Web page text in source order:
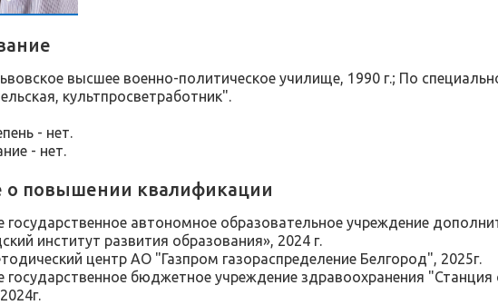
высшее военно-политическое училище, 1990 г.; По
культпросветработник".
- нет.
- нет.
повышении квалификации
государственное автономное образовательное учреждение
институт развития образования», 2024 г.
центр АО "Газпром газораспределение Белгород", 2025г.
государственное бюджетное учреждение здравоохранения